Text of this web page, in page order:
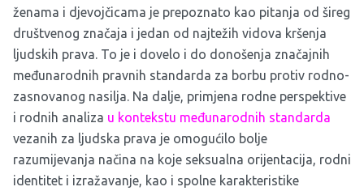
ženama i djevojčicama je prepoznato kao pitanja od šireg
društvenog značaja i jedan od najtežih vidova kršenja
ljudskih prava. To je i dovelo i do donošenja značajnih
međunarodnih pravnih standarda za borbu protiv rodno-
zasnovanog nasilja. Na dalje, primjena rodne perspektive
i rodnih analiza u kontekstu međunarodnih standarda
vezanih za ljudska prava je omogućilo bolje
razumijevanja načina na koje seksualna orijentacija, rodni
identitet i izražavanje, kao i spolne karakteristike